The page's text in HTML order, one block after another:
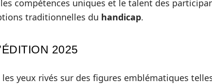
compétences uniques et le talent des
traditionnelles du handicap.
2025
yeux rivés sur des figures emblématiques